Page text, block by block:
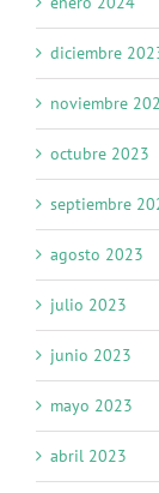
diciembre
noviembre
octubre 2023
septiembre
agosto 2023
julio 2023
junio 2023
mayo 2023
abril 2023